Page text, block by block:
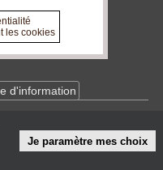
d'information
Je paramètre mes choix
les cookies